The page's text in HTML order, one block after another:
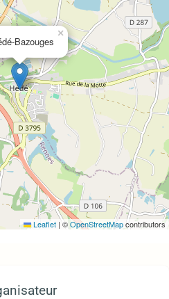
Bazouges
×
Leaflet | ©OpenStreetMapcontributors